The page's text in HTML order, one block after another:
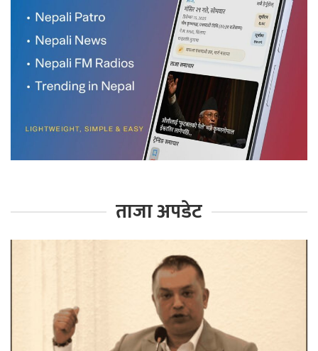
ताजा अपडेट